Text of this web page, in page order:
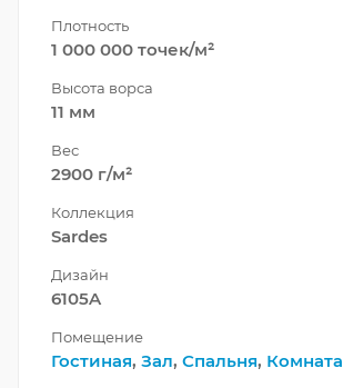
Плотность
1 000 000 точек/м²
Высота ворса
11 мм
Вес
2900 г/м²
Коллекция
Sardes
Дизайн
6105A
Помещение
Гостиная, Зал, Спальня, Комната